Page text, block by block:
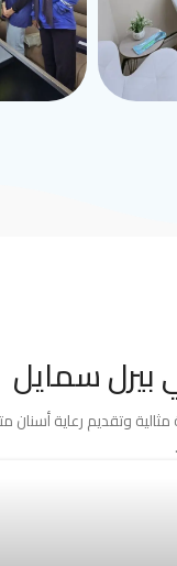
بيرل سمايل
وتقديم رعاية